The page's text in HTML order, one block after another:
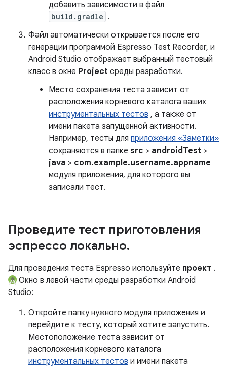
добавить зависимости в файл
build.gradle .
Файл автоматически открывается после его
генерации программой Espresso Test Recorder, и
Android Studio отображает выбранный тестовый
класс в окне Project среды разработки.
Место сохранения теста зависит от
расположения корневого каталога ваших
инструментальных тестов , а также от
имени пакета запущенной активности.
Например, тесты для приложения «Заметки»
сохраняются в папке src > androidTest >
java > com.example.username.appname
модуля приложения, для которого вы
записали тест.
Проведите тест приготовления
эспрессо локально.
Для проведения теста Espresso используйте проект .
Окно в левой части среды разработки Android
Studio:
Откройте папку нужного модуля приложения и
перейдите к тесту, который хотите запустить.
Местоположение теста зависит от
расположения корневого каталога
инструментальных тестов и имени пакета